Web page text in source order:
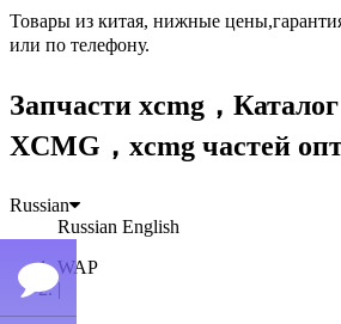
Товары из китая, нижные
или по телефону.
Запчасти xcmg，
XCMG，xcmg частей
Russian
Russian English
WAP
|